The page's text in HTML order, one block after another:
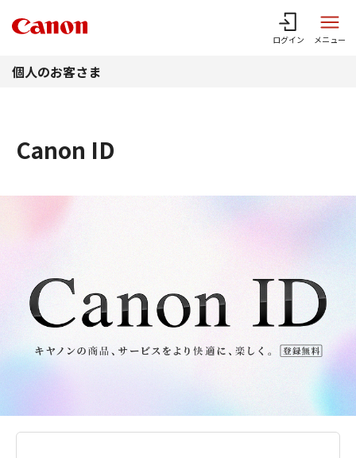
ログイン メニュー
個人のお客さま
Canon ID